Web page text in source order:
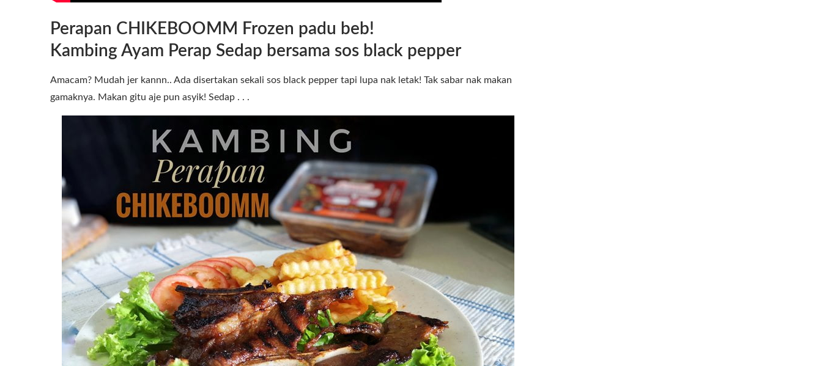
Perapan CHIKEBOOMM Frozen padu beb!
Kambing Ayam Perap Sedap bersama sos black pepper
Amacam? Mudah jer kannn.. Ada disertakan sekali sos black pepper tapi lupa nak letak! Tak sabar nak makan
gamaknya. Makan gitu aje pun asyik! Sedap . . .